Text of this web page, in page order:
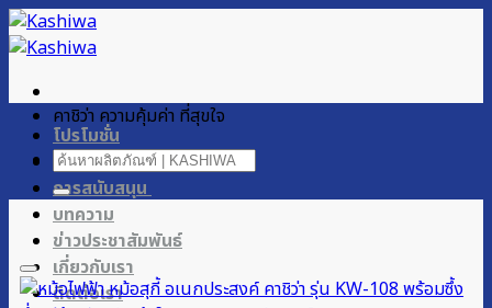
ข้าม
ไป
เนื้อหา
โปรโมชั่น
ผลิตภัณฑ์ของเรา
การสนับสนุน
บทความ
ข่าวประชาสัมพันธ์
เกี่ยวกับเรา
ติดต่อเรา
คาชิว่า ความคุ้มค่า ที่สุขใจ
ค้นหา: